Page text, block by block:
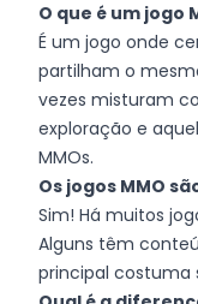
O que é um jogo
É um jogo onde
partilham o
vezes misturam
exploração e
MMOs.
Os jogos MMO
Sim! Há muitos
Alguns têm
principal costuma